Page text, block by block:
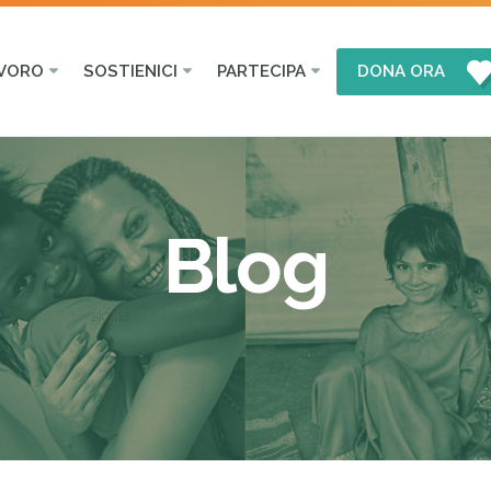
SOSTIENICI PARTECIPA DONA ORA
Blog
sicilia